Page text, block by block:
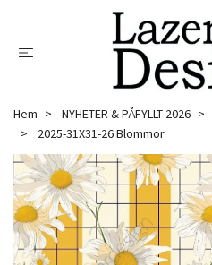
Hem NYHETER & PÅFYLLT 2026
2025-31X31-26 Blommor